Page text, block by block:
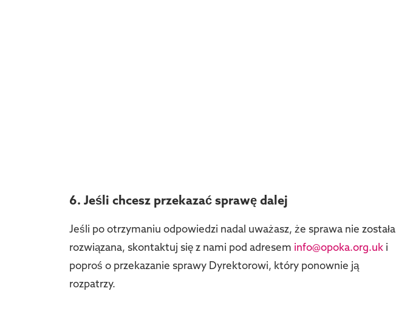
6. Jeśli chcesz przekazać sprawę dalej
Jeśli po otrzymaniu odpowiedzi nadal uważasz, że sprawa nie została
rozwiązana, skontaktuj się z nami pod adresem info@opoka.org.uk i
poproś o przekazanie sprawy Dyrektorowi, który ponownie ją
rozpatrzy.